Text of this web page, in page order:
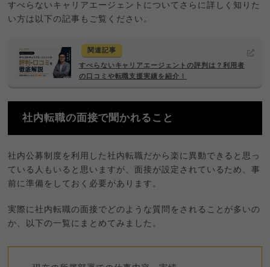
すべらないキャリアエージェントについてさらに詳しく知りた
い方は以下の記事もご覧ください。
関連記事
すべらないキャリアエージェントの評判は？利用者
の口コミや転職支援実績を紹介！
社内転職の面接で聞かれること
社内公募制度を利用した社内転職だから楽に異動できると思っ
ている人もいると思いますが、面接が設定されているため、事
前に準備をしておく必要があります。
実際に社内転職の面接でどのような質問をされることが多いの
か、以下の一覧にまとめてみました。